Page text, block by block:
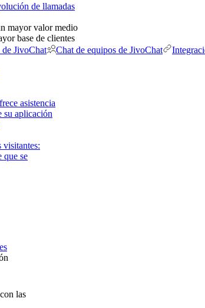
de llamadas
mayor valor medio
base de clientes
de JivoChat
Chat de equipos de JivoChat
asistencia
su aplicación
visitantes:
que se
las